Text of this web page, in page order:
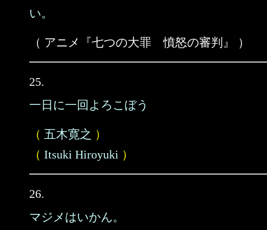
い。
（ アニメ『七つの大罪 憤怒の審判』 ）
25.
一日に一回よろこぼう
（ 五木寛之 ）
（ Itsuki Hiroyuki ）
26.
マジメはいかん。